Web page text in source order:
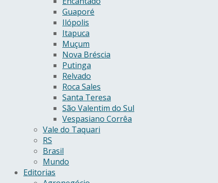
Guaporé
Ilópolis
Itapuca
Muçum
Nova Bréscia
Putinga
Relvado
Roca Sales
Santa Teresa
São Valentim do Sul
Vespasiano Corrêa
Vale do Taquari
RS
Brasil
Mundo
Editorias